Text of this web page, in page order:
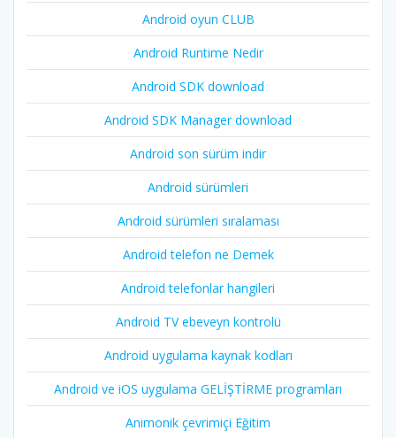
Android oyun CLUB
Android Runtime Nedir
Android SDK download
Android SDK Manager download
Android son sürüm indir
Android sürümleri
Android sürümleri sıralaması
Android telefon ne Demek
Android telefonlar hangileri
Android TV ebeveyn kontrolü
Android uygulama kaynak kodları
Android ve iOS uygulama GELİŞTİRME programları
Animonik çevrimiçi Eğitim